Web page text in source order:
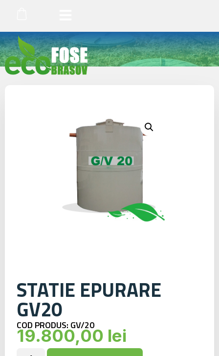
STATIE EPURARE
GV20
COD PRODUS: GV/20
19.800,00 lei